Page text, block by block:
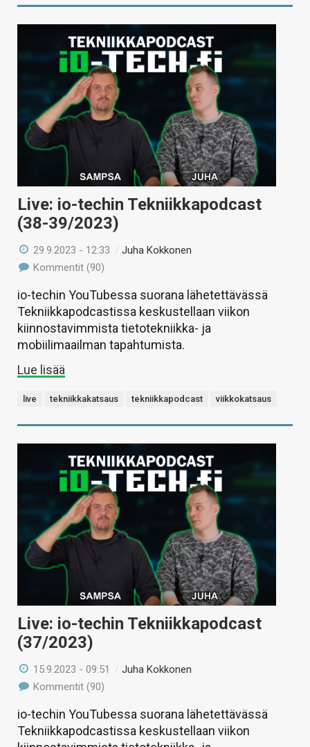
Live: io-techin Tekniikkapodcast
(38-39/2023)
29.9.2023 - 12:33 /Juha Kokkonen
Kommentit (90)
io-techin YouTubessa suorana lähetettävässä
Tekniikkapodcastissa keskustellaan viikon
kiinnostavimmista tietotekniikka- ja
mobiilimaailman tapahtumista.
Lue lisää
live tekniikkakatsaus tekniikkapodcast viikkokatsaus
Live: io-techin Tekniikkapodcast
(37/2023)
15.9.2023 - 09:51 /Juha Kokkonen
Kommentit (90)
io-techin YouTubessa suorana lähetettävässä
Tekniikkapodcastissa keskustellaan viikon